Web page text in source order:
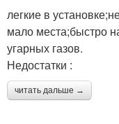
легкие в
мало места;быстро
угарных газов.
Недостатки :
читать дальше →